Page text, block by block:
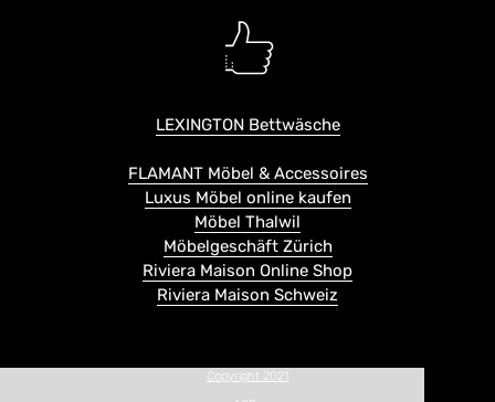
LEXINGTON Bettwäsche
FLAMANT Möbel & Accessoires
Luxus Möbel online kaufen
Möbel Thalwil
Möbelgeschäft Zürich
Riviera Maison Online Shop
Riviera Maison Schweiz
Copyright 2021